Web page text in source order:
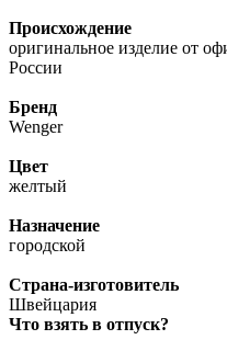
Происхождение
оригинальное изделие от
России
Бренд
Wenger
Цвет
желтый
Назначение
городской
Страна-изготовитель
Швейцария
Что взять в отпуск?